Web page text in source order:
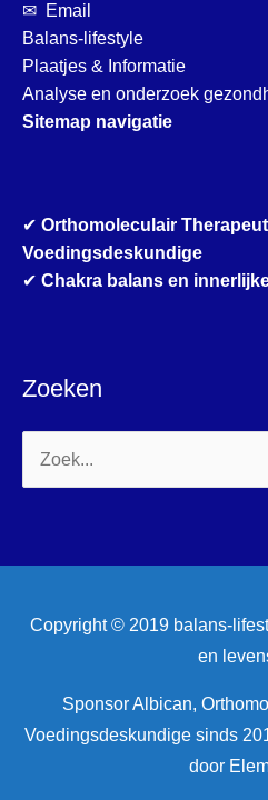
✉ Email
Balans-lifestyle
Plaatjes & Informatie
Analyse en onderzoek
Sitemap navigatie
✔ Orthomoleculair Therapeut
Voedingsdeskundige
✔ Chakra balans en
Zoeken
Zoek
naar:
Copyright © 2019 balans-
en
Sponsor Albican,
Voedingsdeskundige sinds
door